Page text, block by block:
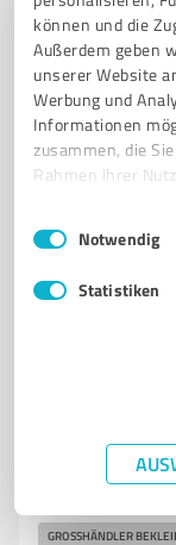
können und die
Außerdem geben
unserer Website
Werbung und
Informationen
zusammen, die
Rahmen Ihrer
Impressum
Einwilligungsauswahl
Notwendig
Statistiken
SICHERHEITS- UND
IT CYBER SECURITY
FACHTAGUNGEN
Tel. 0228 3500870
2
Winshape
Großhändler
GROSSHÄNDLER